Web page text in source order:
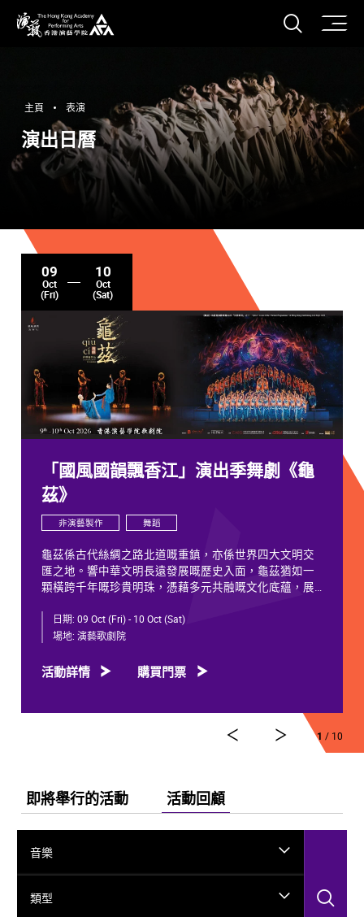
打開
主頁 表演
演出日曆
09
Oct
(Fri)
10
Oct
(Sat)
「國風國韻飄香江」演出季舞劇《龜
茲》
非演藝製作 舞蹈
龜茲係古代絲綢之路北道嘅重鎮，亦係世界四大文明交
匯之地。響中華文明長遠發展嘅歷史入面，龜茲猶如一
顆橫跨千年嘅珍貴明珠，憑藉多元共融嘅文化底蘊，展
千年以來，龜茲文化承載住歷代各族人士嘅足跡同情
或是「蘇幕遮」盛會入面各族民眾嘅舞姿，充分體現各
《龜茲》就沿住呢段歷史足跡創作，透過鳩摩羅什東來
弘法、玄奘西行求法嘅跨時空故事，將龜茲千年嘅文化
出任總編導，文史學者韓子勇擔任編劇；創作團隊仲包
括製作人李東、作曲家郭思達、執行編導何滔同王彭、
舞台美術設計秦立運、服裝設計陽東霖、視覺總監王
涵，以及編導李宏鈞、魏威、古力加娜提·沙塔爾、付陽
雪，仲有多媒體設計胡天驥、燈光設計劉釗、造型設計
徐彬同道具設計雷鵬等一眾內地資深藝術家。今次演出
陣容，以新疆藝術劇院歌舞團同新疆師範大學年輕舞者
日期: 09 Oct (Fri) - 10 Oct (Sat)
場地: 演藝歌劇院
活動詳情 購買門票
1 / 10
即將舉行的活動 活動回顧
音樂
類型